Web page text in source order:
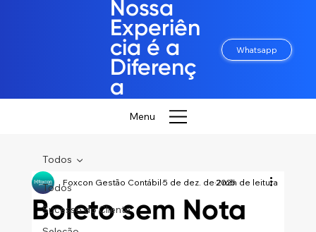
Menu
Nossa
Experiên
cia é a
Diferenç
a
Whatsapp
Todos
Sucesso do Cliente
Todos
Boleto sem Nota
Foxcon Gestão Contábil5 de dez. de 20252 min de leitura